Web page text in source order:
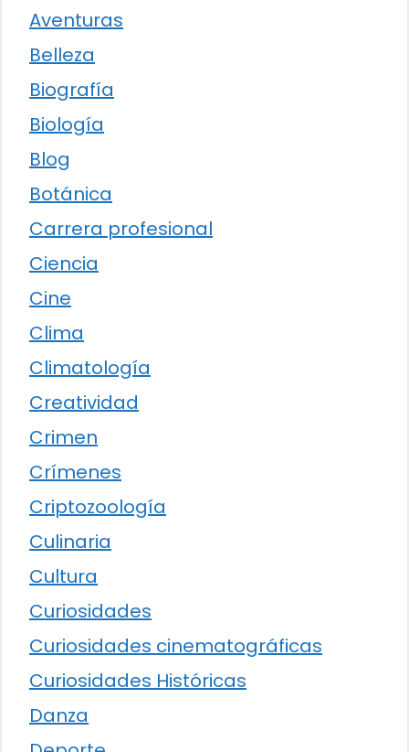
Aventuras
Belleza
Biografía
Biología
Blog
Botánica
Carrera profesional
Ciencia
Cine
Clima
Climatología
Creatividad
Crimen
Crímenes
Criptozoología
Culinaria
Cultura
Curiosidades
Curiosidades cinematográficas
Curiosidades Históricas
Danza